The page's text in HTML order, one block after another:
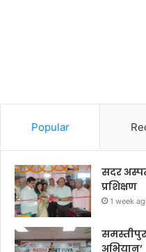
Popular
सदर
प्रशिक्षण
1 week
अभियान’